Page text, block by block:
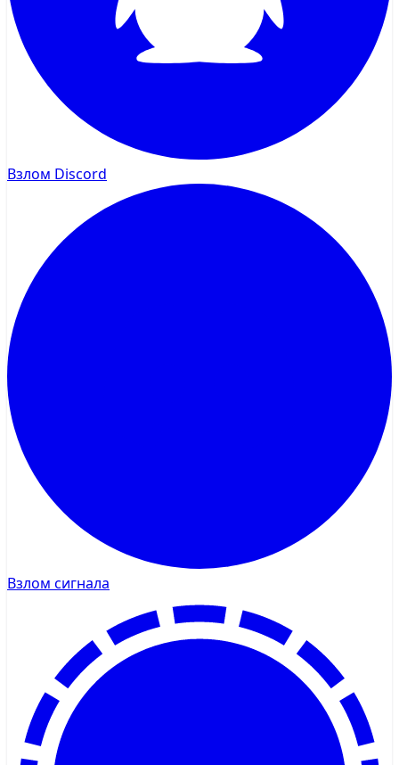
Взлом Discord
Взлом сигнала